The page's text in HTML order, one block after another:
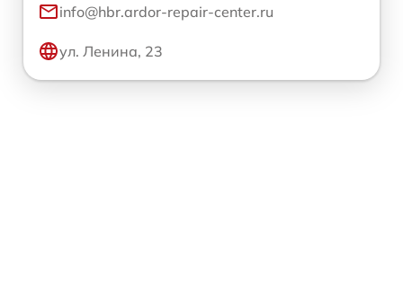
info@hbr.ardor-repair-center.ru
ул. Ленина, 23